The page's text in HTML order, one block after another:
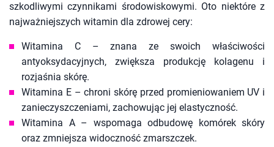
szkodliwymi czynnikami środowiskowymi. Oto niektóre z
najważniejszych witamin dla zdrowej cery:
Witamina C – znana ze swoich właściwości
antyoksydacyjnych, zwiększa produkcję kolagenu i
rozjaśnia skórę.
Witamina E – chroni skórę przed promieniowaniem UV i
zanieczyszczeniami, zachowując jej elastyczność.
Witamina A – wspomaga odbudowę komórek skóry
oraz zmniejsza widoczność zmarszczek.